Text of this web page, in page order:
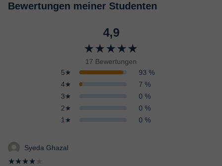
Bewertungen meiner Studenten
4,9
★★★★★
17 Bewertungen
5★
93 %
4★
7 %
3★
0 %
2★
0 %
1★
0 %
Syeda Ghazal
★★★★